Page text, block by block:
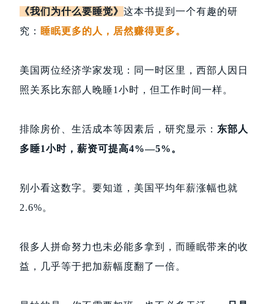
《我们为什么要睡觉》 这本书提到一个有趣的研
究： 睡眠更多的人，居然赚得更多。
美国两位经济学家发现：同一时区里，西部人因日
照关系比东部人晚睡1小时，但工作时间一样。
排除房价、生活成本等因素后，研究显示： 东部人
多睡1小时，薪资可提高4%—5%。
别小看这数字。要知道，美国平均年薪涨幅也就
2.6%。
很多人拼命努力也未必能多拿到，而睡眠带来的收
益，几乎等于把加薪幅度翻了一倍。